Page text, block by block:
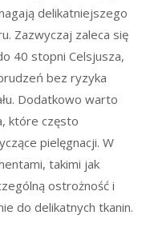
delikatniejszego
Zazwyczaj zaleca się
40 stopni Celsjusza,
bez ryzyka
Dodatkowo warto
które często
pielęgnacji. W
takimi jak
ostrożność i
do delikatnych tkanin.